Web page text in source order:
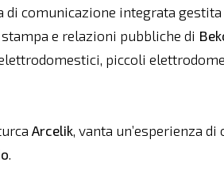
di comunicazione integrata gestita
e relazioni pubbliche di
piccoli
Arcelik, vanta un’esperienza
.